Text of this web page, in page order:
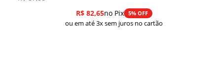
R$82,65no Pix 5% OFF
ou em até 3x sem juros no cartão